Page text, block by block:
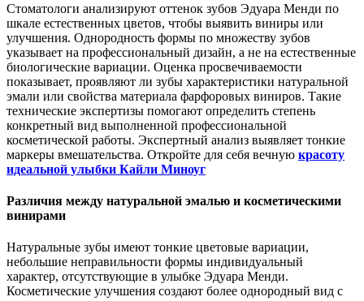
Стоматологи анализируют оттенок зубов Эдуара Менди по
шкале естественных цветов, чтобы выявить виниры или
улучшения. Однородность формы по множеству зубов
указывает на профессиональный дизайн, а не на естественные
биологические вариации. Оценка просвечиваемости
показывает, проявляют ли зубы характеристики натуральной
эмали или свойства материала фарфоровых виниров. Такие
технические экспертизы помогают определить степень
конкретный вид выполненной профессиональной
косметической работы. Экспертный анализ выявляет тонкие
маркеры вмешательства. Откройте для себя вечную красоту
идеальной улыбки Кайли Миноуг
Различия между натуральной эмалью и косметическими
винирами
Натуральные зубы имеют тонкие цветовые вариации,
небольшие неправильности формы индивидуальный
характер, отсутствующие в улыбке Эдуара Менди.
Косметические улучшения создают более однородный вид с